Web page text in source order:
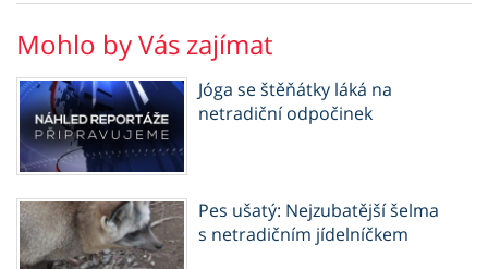
Mohlo by Vás zajímat
Jóga se štěňátky láká na
netradiční odpočinek
Pes ušatý: Nejzubatější šelma
s netradičním jídelníčkem